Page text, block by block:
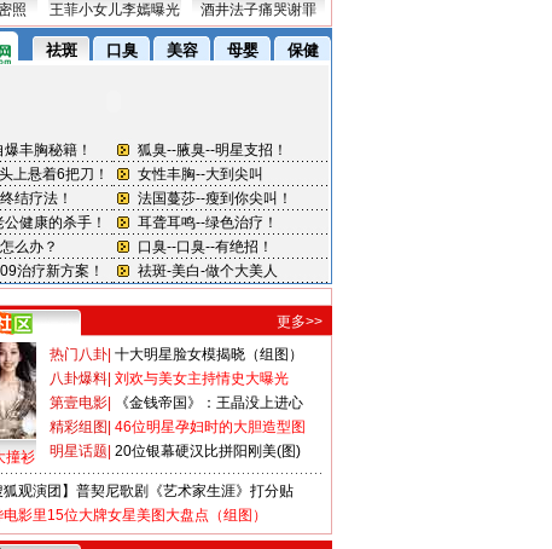
照 王菲小女儿李嫣曝光 酒井法子痛哭谢罪
更多>>
撞衫
热门八卦 十大明星脸女模揭晓（组图）
八卦爆料 刘欢与美女主持情史大曝光
第壹电影
《金钱帝国》：王晶没上进心
精彩组图 46位明星孕妇时的大胆造型图
明星话题 20位银幕硬汉比拼阳刚美(图)
狐观演团】普契尼歌剧《艺术家生涯》打分贴
影里15位大牌女星美图大盘点（组图）